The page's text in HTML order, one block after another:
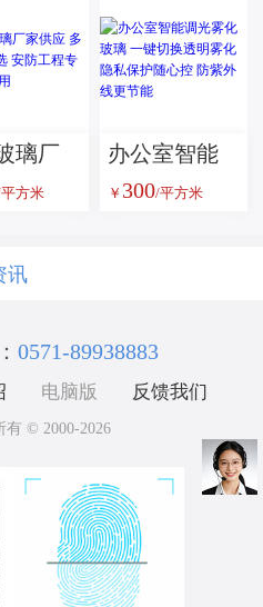
璃 甲级复合
防火玻璃 消
防通道安全
玻璃隔断
璃厂
多种
专用
方米
办公室智能
调光雾化玻
控 防紫外线
更节能
￥ 300/平方米
讯
0571-89938883
电脑版 反馈我们
有 © 2000-2026